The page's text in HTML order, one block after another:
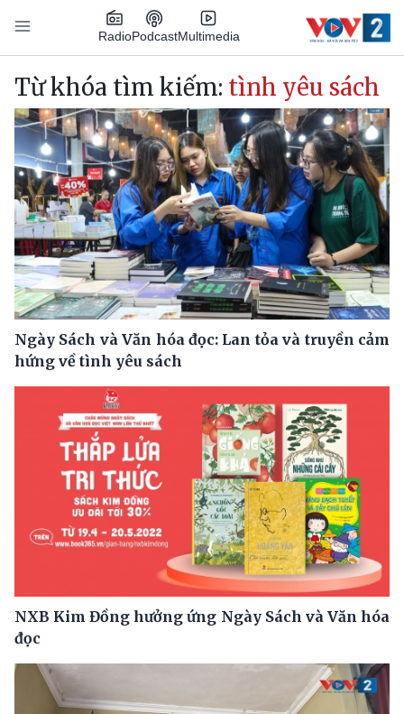
Nhảy đến nội dung
RadioPodcastMultimedia
Main navigation
Từ khóa tìm kiếm: tình yêu sách
Ngày Sách và Văn hóa đọc: Lan tỏa và truyền cảm
hứng về tình yêu sách
NXB Kim Đồng hưởng ứng Ngày Sách và Văn hóa
đọc